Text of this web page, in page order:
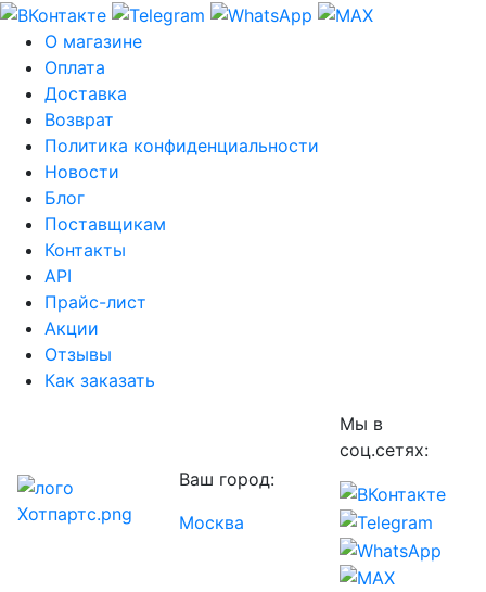
О магазине
Оплата
Доставка
Возврат
Политика конфиденциальности
Новости
Блог
Поставщикам
Контакты
API
Прайс-лист
Акции
Отзывы
Как заказать
Ваш город:
Москва
Мы в
соц.сетях: